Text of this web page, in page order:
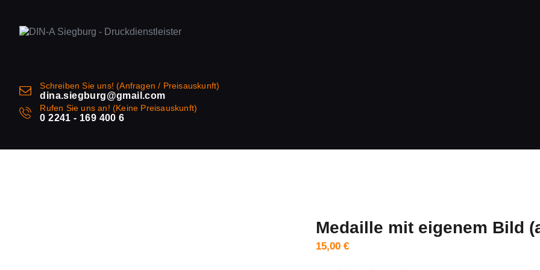
Schreiben Sie uns! (Anfragen / Preisauskunft)
dina.siegburg@gmail.com
Rufen Sie uns an! (Keine Preisauskunft)
0 2241 - 169 400 6
Medaille mit eigenem Bild
15,00 €